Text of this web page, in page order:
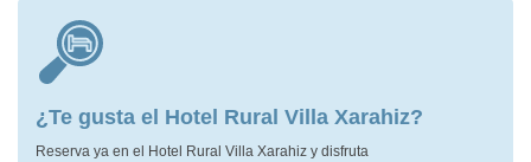
¿Te gusta el Hotel Rural Villa Xarahiz?
Reserva ya en el Hotel Rural Villa Xarahiz y disfruta